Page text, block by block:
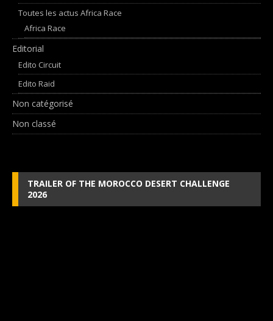
Toutes les actus Africa Race
Africa Race
Editorial
Edito Circuit
Edito Raid
Non catégorisé
Non classé
TRAILER OF THE MOROCCO DESERT CHALLENGE
2026